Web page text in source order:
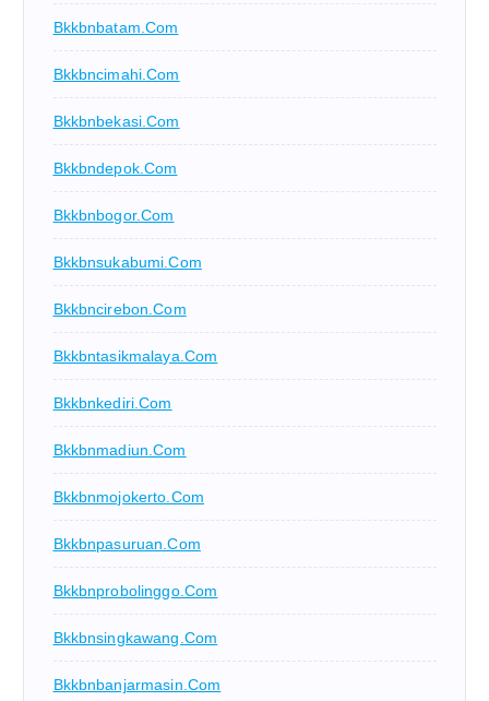
Bkkbnbatam.com
Bkkbncimahi.com
Bkkbnbekasi.com
Bkkbndepok.com
Bkkbnbogor.com
Bkkbnsukabumi.com
Bkkbncirebon.com
Bkkbntasikmalaya.com
Bkkbnkediri.com
Bkkbnmadiun.com
Bkkbnmojokerto.com
Bkkbnpasuruan.com
Bkkbnprobolinggo.com
Bkkbnsingkawang.com
Bkkbnbanjarmasin.com